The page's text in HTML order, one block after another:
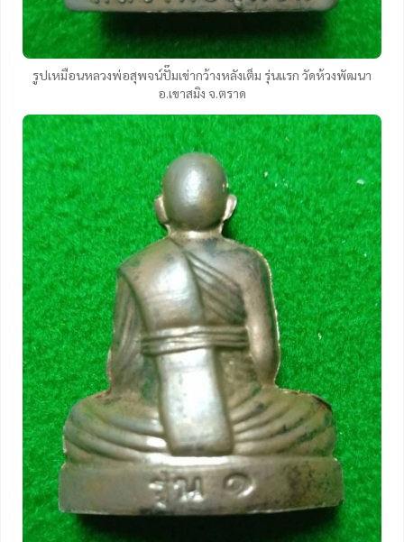
รูปเหมือนหลวงพ่อสุพจน์ปั๊มเข่ากว้างหลังเต็ม รุ่นแรก วัดห้วงพัฒนา
อ.เขาสมิง จ.ตราด